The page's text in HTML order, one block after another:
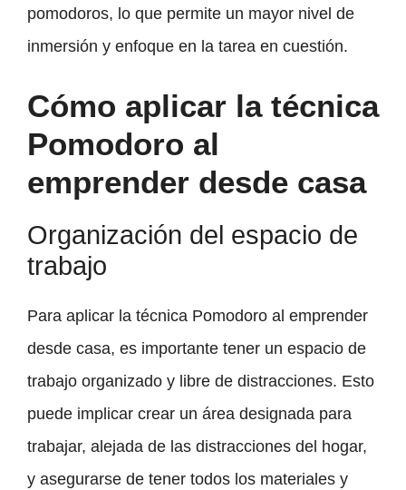
pomodoros, lo que permite un mayor nivel de
inmersión y enfoque en la tarea en cuestión.
Cómo aplicar la técnica
Pomodoro al
emprender desde casa
Organización del espacio de
trabajo
Para aplicar la técnica Pomodoro al emprender
desde casa, es importante tener un espacio de
trabajo organizado y libre de distracciones. Esto
puede implicar crear un área designada para
trabajar, alejada de las distracciones del hogar,
y asegurarse de tener todos los materiales y